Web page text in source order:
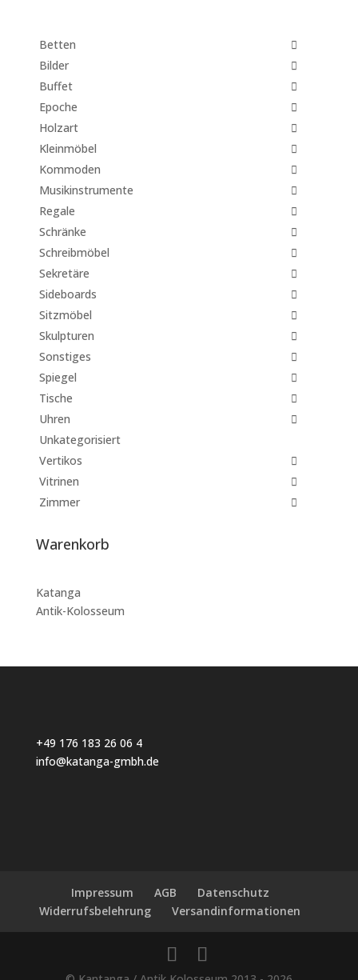
Betten
Bilder
Buffet
Epoche
Holzart
Kleinmöbel
Kommoden
Musikinstrumente
Regale
Schränke
Schreibmöbel
Sekretäre
Sideboards
Sitzmöbel
Skulpturen
Sonstiges
Spiegel
Tische
Uhren
Unkategorisiert
Vertikos
Vitrinen
Zimmer
Warenkorb
Katanga
Antik-Kolosseum
+49 176 183 26 06 4
info@katanga-gmbh.de
Impressum AGB
Datenschutz
Widerrufsbelehrung
Versandinformationen